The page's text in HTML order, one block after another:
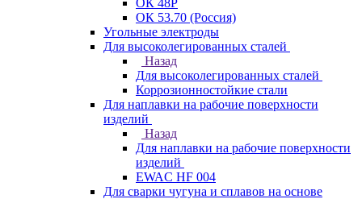
ОК 48Р
ОК 53.70 (Россия)
Угольные электроды
Для высоколегированных сталей
Назад
Для высоколегированных сталей
Коррозионностойкие стали
Для наплавки на рабочие поверхности
изделий
Назад
Для наплавки на рабочие поверхности
изделий
EWAC HF 004
Для сварки чугуна и сплавов на основе